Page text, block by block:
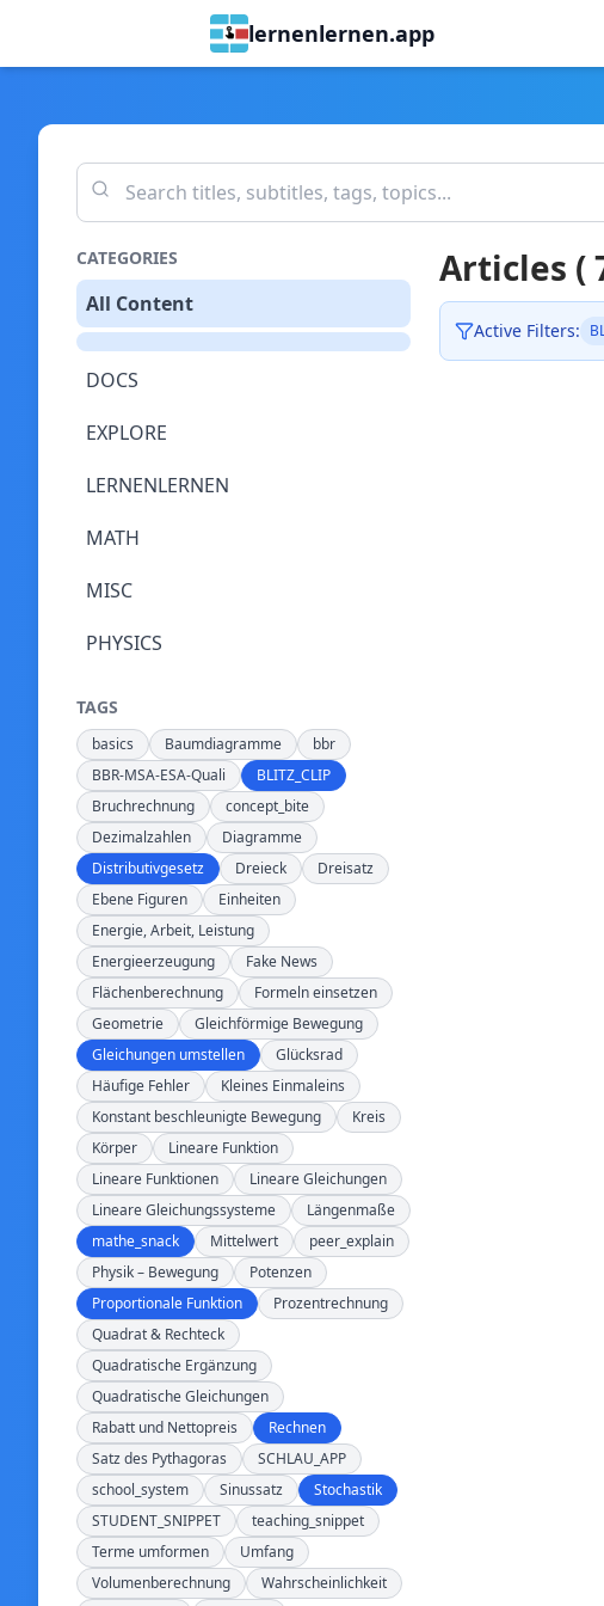
lernenlernen.app
CATEGORIES
All Content
DOCS
EXPLORE
LERNENLERNEN
MATH
MISC
PHYSICS
TAGS
basics Baumdiagramme
bbr
BBR-MSA-ESA-Quali
BLITZ_CLIP
Bruchrechnung
concept_bite
Dezimalzahlen
Diagramme
Distributivgesetz
Dreieck
Dreisatz
Ebene Figuren
Einheiten
Energie, Arbeit, Leistung
Energieerzeugung
Fake News
Flächenberechnung
Formeln einsetzen
Geometrie
Gleichförmige Bewegung
Gleichungen umstellen
Glücksrad
Häufige Fehler
Kleines Einmaleins
Konstant beschleunigte Bewegung
Kreis
Körper
Lineare Funktion
Lineare Funktionen
Lineare Gleichungen
Lineare Gleichungssysteme
Längenmaße
mathe_snack
Mittelwert
peer_explain
Physik – Bewegung
Potenzen
Proportionale Funktion
Prozentrechnung
Quadrat & Rechteck
Quadratische Ergänzung
Quadratische Gleichungen
Rabatt und Nettopreis
Rechnen
Satz des Pythagoras
SCHLAU_APP
school_system
Sinussatz
Stochastik
STUDENT_SNIPPET
teaching_snippet
Terme umformen
Umfang
Volumenberechnung
Wahrscheinlichkeit
Articles (
Active Filters: